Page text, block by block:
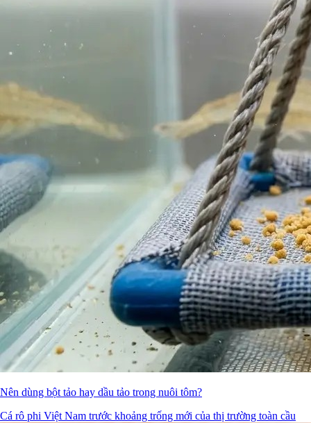
Nên dùng bột tảo hay dầu tảo trong nuôi tôm?
Cá rô phi Việt Nam trước khoảng trống mới của thị trường toàn cầu